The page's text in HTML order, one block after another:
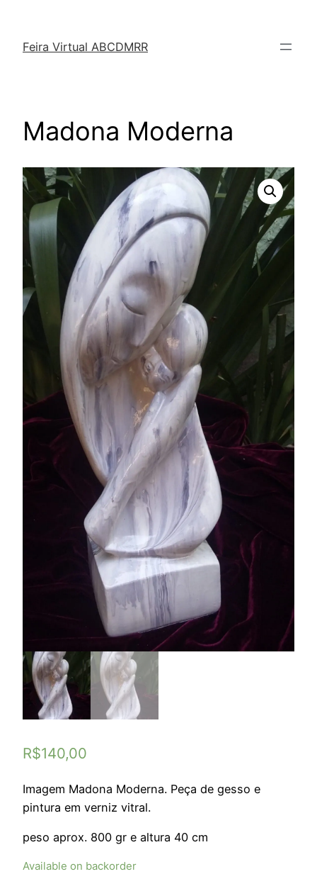
Feira Virtual ABCDMRR
Madona Moderna
R$140,00
Imagem Madona Moderna. Peça de gesso e
pintura em verniz vitral.
peso aprox. 800 gr e altura 40 cm
Available on backorder